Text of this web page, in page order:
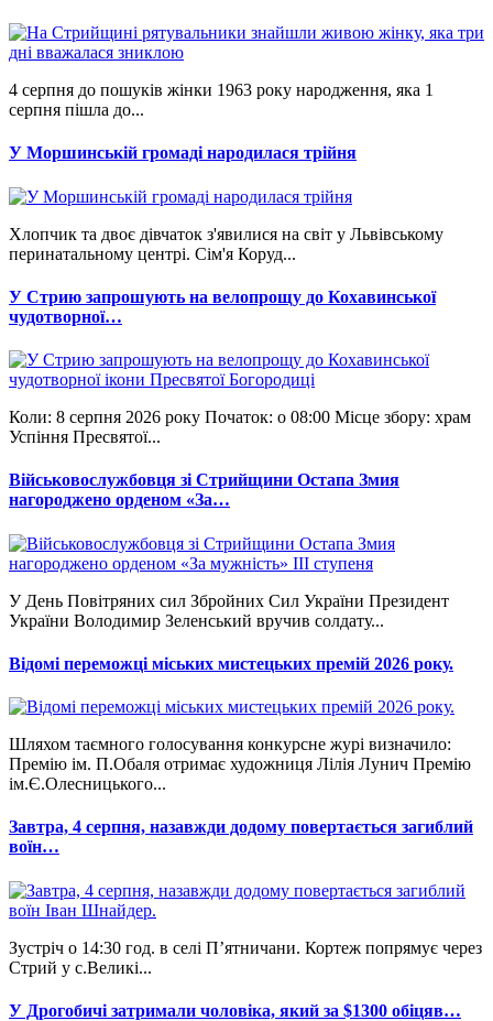
4 серпня до пошуків жінки 1963 року народження, яка 1
серпня пішла до...
У Моршинській громаді народилася трійня
Хлопчик та двоє дівчаток з'явилися на світ у Львівському
перинатальному центрі. Сім'я Коруд...
У Стрию запрошують на велопрощу до Кохавинської
чудотворної…
Коли: 8 серпня 2026 року Початок: о 08:00 Місце збору: храм
Успіння Пресвятої...
Військовослужбовця зі Стрийщини Остапа Змия
нагороджено орденом «За…
У День Повітряних сил Збройних Сил України Президент
України Володимир Зеленський вручив солдату...
Відомі переможці міських мистецьких премій 2026 року.
Шляхом таємного голосування конкурсне журі визначило:
Премію ім. П.Обаля отримає художниця Лілія Лунич Премію
ім.Є.Олесницького...
Завтра, 4 серпня, назавжди додому повертається загиблий
воїн…
Зустріч о 14:30 год. в селі П’ятничани. Кортеж попрямує через
Стрий у с.Великі...
У Дрогобичі затримали чоловіка, який за $1300 обіцяв…